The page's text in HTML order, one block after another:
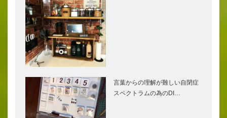
言葉からの理解が難しい自閉症
スペクトラムの為のDI…